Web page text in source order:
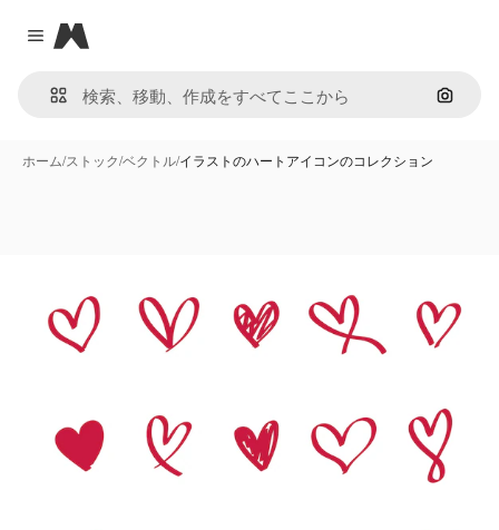
Close menu
Magnific
画像で
ホーム/ストック/ベクトル/イラストのハートアイコンのコレクション